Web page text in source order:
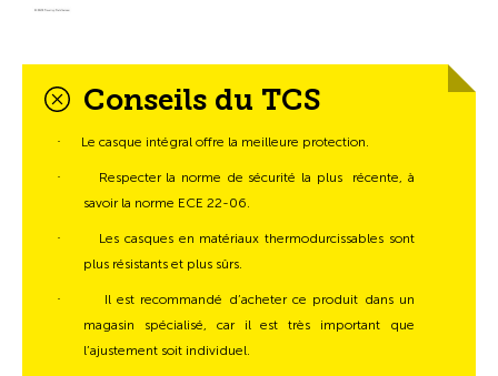
Conseils du TCS
· Le casque intégral offre la meilleure protection.
·
Respecter la norme de sécurité la plus récente, à
savoir la norme ECE 22-06.
·
Les casques en matériaux thermodurcissables sont
plus résistants et plus sûrs.
·
Il est recommandé d’acheter ce produit dans un
magasin spécialisé, car il est très important que
l’ajustement soit individuel.